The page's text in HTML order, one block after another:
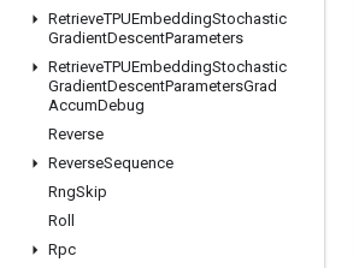
RetrieveTPUEmbeddingStochastic
GradientDescentParameters
RetrieveTPUEmbeddingStochastic
GradientDescentParametersGrad
AccumDebug
Reverse
ReverseSequence
RngSkip
Roll
Rpc